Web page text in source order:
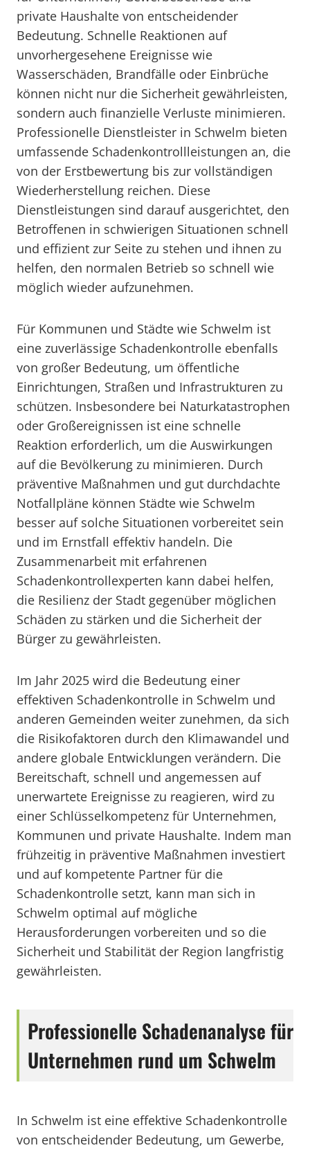
private Haushalte von entscheidender
Bedeutung. Schnelle Reaktionen auf
unvorhergesehene Ereignisse wie
Wasserschäden, Brandfälle oder Einbrüche
können nicht nur die Sicherheit gewährleisten,
sondern auch finanzielle Verluste minimieren.
Professionelle Dienstleister in Schwelm bieten
umfassende Schadenkontrollleistungen an, die
von der Erstbewertung bis zur vollständigen
Wiederherstellung reichen. Diese
Dienstleistungen sind darauf ausgerichtet, den
Betroffenen in schwierigen Situationen schnell
und effizient zur Seite zu stehen und ihnen zu
helfen, den normalen Betrieb so schnell wie
möglich wieder aufzunehmen.
Für Kommunen und Städte wie Schwelm ist
eine zuverlässige Schadenkontrolle ebenfalls
von großer Bedeutung, um öffentliche
Einrichtungen, Straßen und Infrastrukturen zu
schützen. Insbesondere bei Naturkatastrophen
oder Großereignissen ist eine schnelle
Reaktion erforderlich, um die Auswirkungen
auf die Bevölkerung zu minimieren. Durch
präventive Maßnahmen und gut durchdachte
Notfallpläne können Städte wie Schwelm
besser auf solche Situationen vorbereitet sein
und im Ernstfall effektiv handeln. Die
Zusammenarbeit mit erfahrenen
Schadenkontrollexperten kann dabei helfen,
die Resilienz der Stadt gegenüber möglichen
Schäden zu stärken und die Sicherheit der
Bürger zu gewährleisten.
Im Jahr 2025 wird die Bedeutung einer
effektiven Schadenkontrolle in Schwelm und
anderen Gemeinden weiter zunehmen, da sich
die Risikofaktoren durch den Klimawandel und
andere globale Entwicklungen verändern. Die
Bereitschaft, schnell und angemessen auf
unerwartete Ereignisse zu reagieren, wird zu
einer Schlüsselkompetenz für Unternehmen,
Kommunen und private Haushalte. Indem man
frühzeitig in präventive Maßnahmen investiert
und auf kompetente Partner für die
Schadenkontrolle setzt, kann man sich in
Schwelm optimal auf mögliche
Herausforderungen vorbereiten und so die
Sicherheit und Stabilität der Region langfristig
gewährleisten.
Professionelle Schadenanalyse für
Unternehmen rund um Schwelm
In Schwelm ist eine effektive Schadenkontrolle
von entscheidender Bedeutung, um Gewerbe,